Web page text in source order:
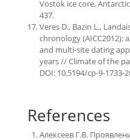
Vostok ice core,
437.
Veres D., Bazin L.,
chronology
and multi-site dating
years // Climate of the
DOI: 10.5194/cp-9-1733-
References
Алексеев Г.В.